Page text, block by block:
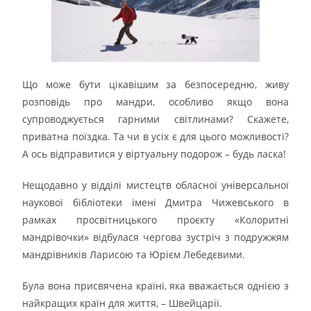
Що може бути цікавішим за безпосередню, живу
розповідь про мандри, особливо якщо вона
супроводжується гарними світлинами? Скажете,
приватна поїздка. Та чи в усіх є для цього можливості?
А ось відправитися у віртуальну подорож – будь ласка!
Нещодавно у відділі мистецтв обласної універсальної
наукової бібліотеки імені Дмитра Чижевського в
рамках просвітницького проєкту «Колоритні
мандрівочки» відбулася чергова зустріч з подружжям
мандрівників Ларисою та Юрієм Лебедєвими.
Була вона присвячена країні, яка вважається однією з
найкращих країн для життя, – Швейцарії.